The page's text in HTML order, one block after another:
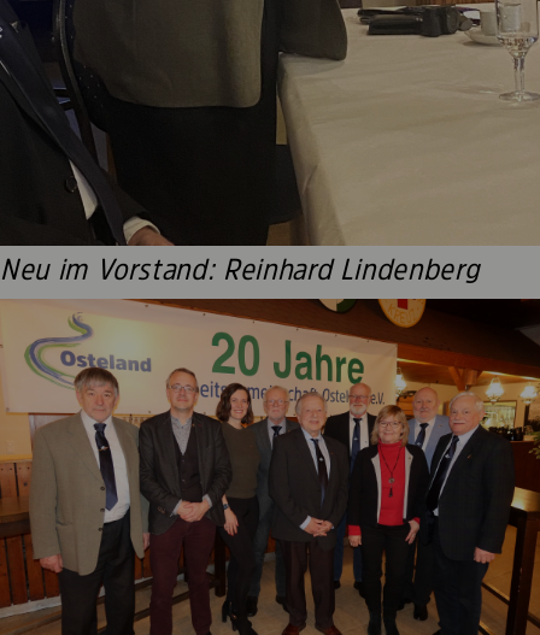
Neu im Vorstand: Reinhard Lindenberg